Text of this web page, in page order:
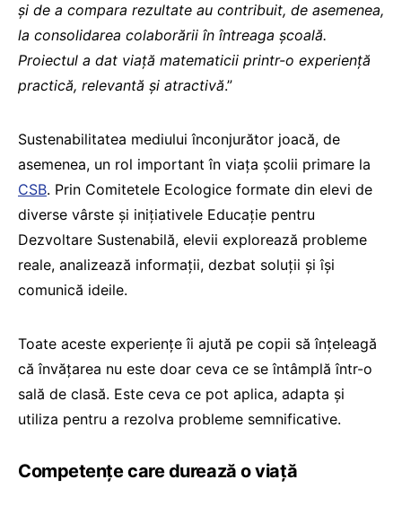
și de a compara rezultate au contribuit, de asemenea,
la consolidarea colaborării în întreaga școală.
Proiectul a dat viață matematicii printr-o experiență
practică, relevantă și atractivă.”
Sustenabilitatea mediului înconjurător joacă, de
asemenea, un rol important în viața școlii primare la
CSB. Prin Comitetele Ecologice formate din elevi de
diverse vârste și inițiativele Educație pentru
Dezvoltare Sustenabilă, elevii explorează probleme
reale, analizează informații, dezbat soluții și își
comunică ideile.
Toate aceste experiențe îi ajută pe copii să înțeleagă
că învățarea nu este doar ceva ce se întâmplă într-o
sală de clasă. Este ceva ce pot aplica, adapta și
utiliza pentru a rezolva probleme semnificative.
Competențe care durează o viață